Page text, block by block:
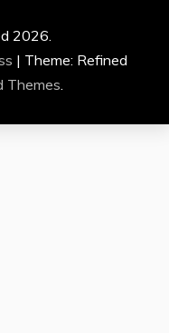
2026.
| Theme: Refined
Themes